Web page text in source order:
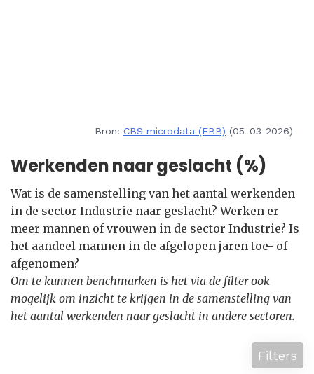
Bron: CBS microdata (EBB) (05-03-2026)
Werkenden naar geslacht (%)
Wat is de samenstelling van het aantal werkenden
in de sector Industrie naar geslacht? Werken er
meer mannen of vrouwen in de sector Industrie? Is
het aandeel mannen in de afgelopen jaren toe- of
afgenomen?
Om te kunnen benchmarken is het via de filter ook
mogelijk om inzicht te krijgen in de samenstelling van
het aantal werkenden naar geslacht in andere sectoren.
Filters